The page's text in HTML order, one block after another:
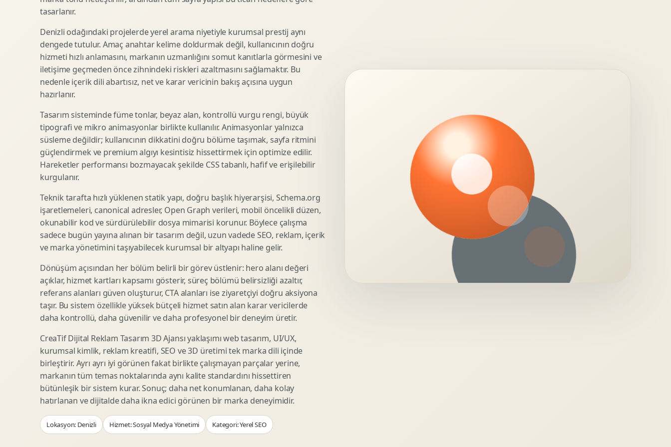
SEO Icerik Stratejisi
Schema Markup Optimizasyonu 3D Lansman Filmi Teknik Modelleme
Premium Ambalaj Tasarimi
Etiket Tasarimi
Kutu Tasarimi
Raf Gorunurlugu
Gida Ambalaj Tasarimi
Kozmetik Ambalaj Tasarimi
E Ticaret Kutu Tasarimi
Ambalaj Mockup Tasarimi
Afis Tasarimi
Brosur Tasarimi
Sunum Tasarimi
Katalog Tasarimi
Infografik Tasarimi
Fuaye Gorsel Tasarimi
Kurumsal Ilan Tasarimi
Marka Stratejisi
Marka Konumlandirma
Rekabet Analizi
Hedef Kitle Analizi
Marka Mimarisi
Deger Onerisi Tasarimi
Pazara Giris Stratejisi
Shopify Tasarim
Woocommerce Tasarim
Eticaret UX Optimizasyonu
Kategori Sayfasi Tasarimi
Sepet Odeme UX
Eticaret SEO Altyapisi
Lead Generation Landing Page
Reklam Landing Page
Webinar Landing Page
App Landing Page
Form Optimizasyonu
Sales Page Tasarimi
Display Banner Tasarimi
Video Reklam Kreatifi
Outdoor Reklam Tasarimi
Performans Kreatif Seti
Story Reklam Tasarimi
Statik Reklam Gorseli
Motion Banner Tasarimi
Logo Animasyonu
Mikro Animasyon Tasarimi
Reklam Motion Video
Arayuz Animasyonu
Sosyal Medya Motion
Webgl Deneyim Tasarimi
AI Gorsel Konsept
No Code Prototip
Veri Gorsellestirme
tasarlanır.
Denizli odağındaki projelerde yerel arama niyetiyle kurumsal prestij aynı
dengede tutulur. Amaç anahtar kelime doldurmak değil, kullanıcının doğru
hizmeti hızlı anlamasını, markanın uzmanlığını somut kanıtlarla görmesini ve
iletişime geçmeden önce zihnindeki riskleri azaltmasını sağlamaktır. Bu
nedenle içerik dili abartısız, net ve karar vericinin bakış açısına uygun
hazırlanır.
Tasarım sisteminde füme tonlar, beyaz alan, kontrollü vurgu rengi, büyük
tipografi ve mikro animasyonlar birlikte kullanılır. Animasyonlar yalnızca
süsleme değildir; kullanıcının dikkatini doğru bölüme taşımak, sayfa ritmini
güçlendirmek ve premium algıyı kesintisiz hissettirmek için optimize edilir.
Hareketler performansı bozmayacak şekilde CSS tabanlı, hafif ve erişilebilir
kurgulanır.
Teknik tarafta hızlı yüklenen statik yapı, doğru başlık hiyerarşisi, Schema.org
işaretlemeleri, canonical adresler, Open Graph verileri, mobil öncelikli düzen,
okunabilir kod ve sürdürülebilir dosya mimarisi korunur. Böylece çalışma
sadece bugün yayına alınan bir tasarım değil, uzun vadede SEO, reklam, içerik
ve marka yönetimini taşıyabilecek kurumsal bir altyapı haline gelir.
Dönüşüm açısından her bölüm belirli bir görev üstlenir: hero alanı değeri
açıklar, hizmet kartları kapsamı gösterir, süreç bölümü belirsizliği azaltır,
referans alanları güven oluşturur, CTA alanları ise ziyaretçiyi doğru aksiyona
taşır. Bu sistem özellikle yüksek bütçeli hizmet satın alan karar vericilerde
daha kontrollü, daha güvenilir ve daha profesyonel bir deneyim üretir.
CreaTif Dijital Reklam Tasarım 3D Ajansı yaklaşımı web tasarım, UI/UX,
kurumsal kimlik, reklam kreatifi, SEO ve 3D üretimi tek marka dili içinde
birleştirir. Ayrı ayrı iyi görünen fakat birlikte çalışmayan parçalar yerine,
markanın tüm temas noktalarında aynı kalite standardını hissettiren
bütünleşik bir sistem kurar. Sonuç; daha net konumlanan, daha kolay
hatırlanan ve dijitalde daha ikna edici görünen bir marka deneyimidir.
Lokasyon: Denizli Hizmet: Sosyal Medya Yönetimi Kategori: Yerel SEO